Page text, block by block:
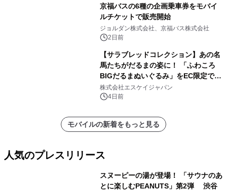
京福バスの6種の企画乗車券をモバイ
ルチケットで販売開始
ジョルダン株式会社、京福バス株式会社
2日前
【サラブレッドコレクション】あの名
馬たちがだるまの姿に！ 「ふわころ
BIGだるまぬいぐるみ」をEC限定で受
注販売開始
株式会社エスケイジャパン
4日前
モバイルの新着をもっと見る
人気のプレスリリース
スヌーピーの湯が登場！ 「サウナのあ
とに楽しむPEANUTS」第2弾 渋谷